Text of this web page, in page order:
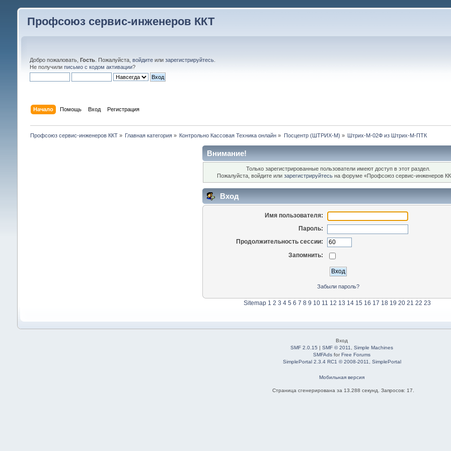
Профсоюз сервис-инженеров ККТ
Добро пожаловать, Гость. Пожалуйста, войдитеили зарегистрируйтесь.
Не получили письмо с кодом активации?
Начало Помощь Вход Регистрация
Профсоюз сервис-инженеров ККТ» Главная категория » Контрольно Кассовая Техника онлайн » Посцентр (ШТРИХ-М) » Штрих-М-02Ф из Штрих-М-ПТК
Внимание!
Только зарегистрированные пользователи имеют доступ в этот раздел.
Пожалуйста, войдите илизарегистрируйтесь на форуме «Профсоюз сервис-инженеров
Вход
Имя пользователя:
Пароль:
Продолжительность сессии:
Запомнить:
Забыли пароль?
Sitemap 1 2 3 4 5 6 7 8 9 10 11 12 13 14 15 16 17 18 19 20 21 22 23
Вход
SMF 2.0.15 |SMF © 2011 ,Simple Machines
SMFAds forFree Forums
SimplePortal 2.3.4 RC1 © 2008-2011, SimplePortal
Мобильная версия
Страница сгенерирована за 13.288 секунд. Запросов: 17.